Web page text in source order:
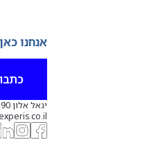
אנחנו
יגאל אלון 90, תל אביב